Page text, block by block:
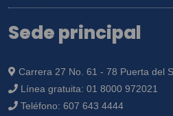
Sede principal
Carrera 27 No. 61 - 78 Puerta del
Línea gratuita: 01 8000 972021
Teléfono: 607 643 4444